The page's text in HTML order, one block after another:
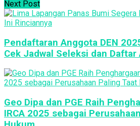
Next Post
Pendaftaran Anggota DEN
Cek Jadwal Seleksi dan Daftar
Geo Dipa dan PGE Raih
IRCA 2025 sebagai